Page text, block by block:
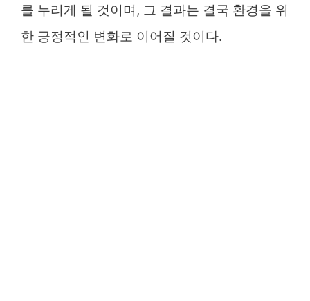
를 누리게 될 것이며, 그 결과는 결국 환경을 위
한 긍정적인 변화로 이어질 것이다.